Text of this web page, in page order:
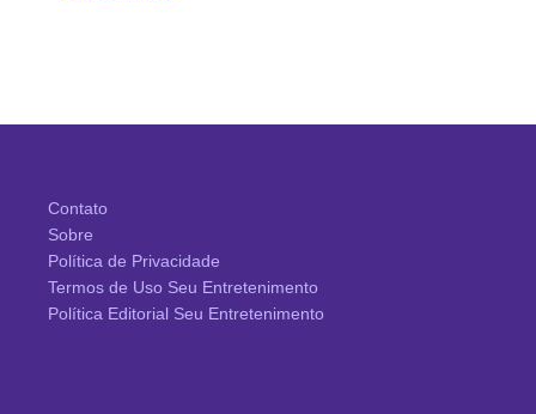
Contato
Sobre
Política de Privacidade
Termos de Uso Seu Entretenimento
Política Editorial Seu Entretenimento